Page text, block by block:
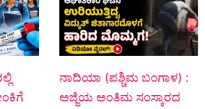
ನಾದಿಯಾ (ಪಶ್ಚಿಮ ಬಂಗಾಳ) :
ಅಜ್ಜಿಯ ಅಂತಿಮ ಸಂಸ್ಕಾರದ